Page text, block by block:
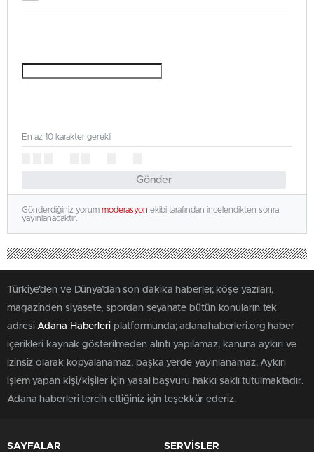
Gönder
En az 10 karakter gerekli
Gönderdiğiniz yorum moderasyon ekibi tarafından incelendikten sonra
yayınlanacaktır.
Türkiye'den ve Dünya’dan son dakika haberler, köşe yazıları,
magazinden siyasete, spordan seyahate bütün konuların tek
adresi Adana Haberleriplatformunda; adanahaberleri.org haber
içerikleri kaynak gösterilmeden alıntı yapılamaz, kanuna aykırı ve
izinsiz olarak kopyalanamaz, başka yerde yayınlanamaz. Aykırı
işlem yapan kişi/kişiler için yasal başvuru hakkı saklı tutulmaktadır.
Adana haberleri tercih ettiğiniz için teşekkür ederiz.
SAYFALAR SERVİSLER